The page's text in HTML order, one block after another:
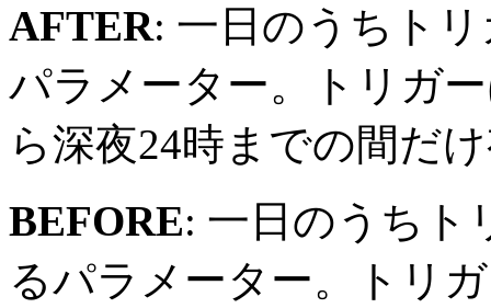
AFTER: 一日のうちト
パラメーター。トリガ
ら深夜24時までの間だ
BEFORE: 一日のうちト
るパラメーター。トリ